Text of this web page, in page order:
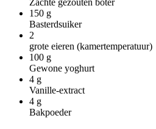
150 g
Basterdsuiker
2
grote eieren (kamertemperatuur)
100 g
Gewone yoghurt
4 g
Vanille-extract
4 g
Bakpoeder